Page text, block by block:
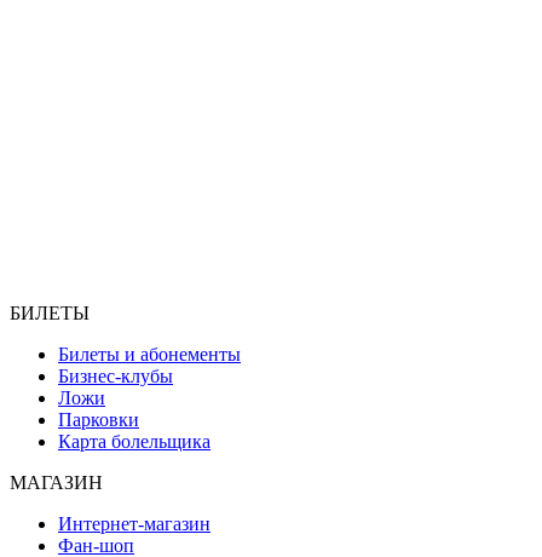
БИЛЕТЫ
Билеты и абонементы
Бизнес-клубы
Ложи
Парковки
Карта болельщика
МАГАЗИН
Интернет-магазин
Фан-шоп